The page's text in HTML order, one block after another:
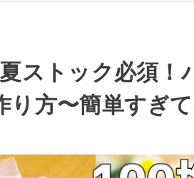
ストック必須！
り方〜簡単すぎ